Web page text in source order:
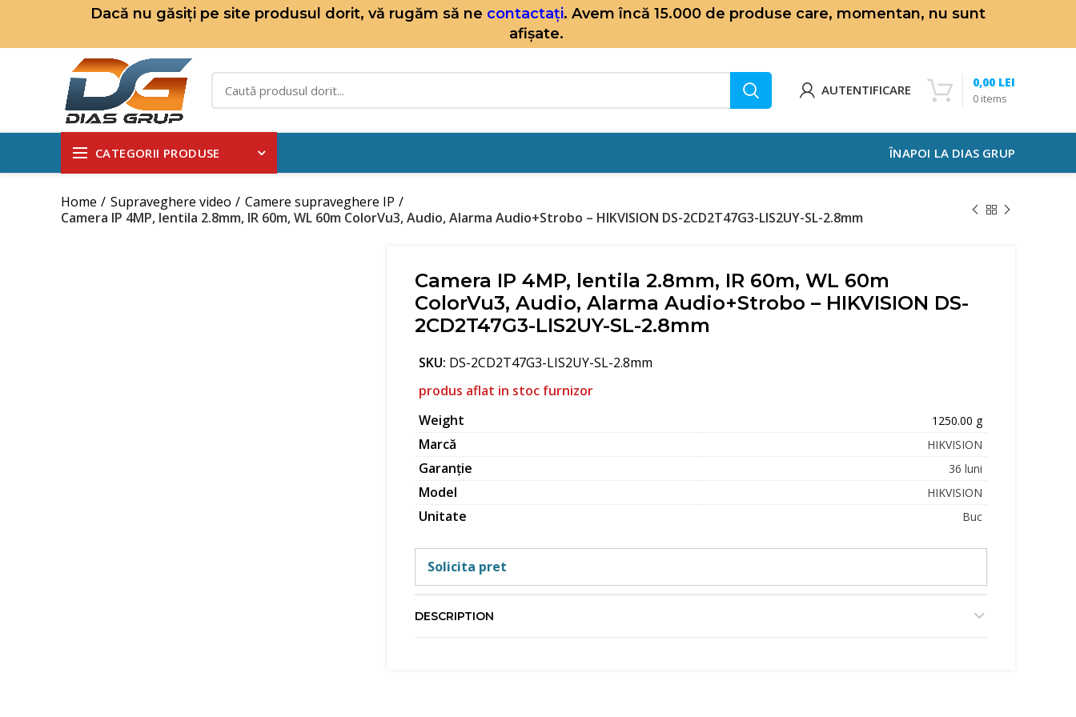
Dacă nu găsiți pe site produsul dorit, vă rugăm să ne contactați. Avem încă 15.000 de produse care, momentan, nu sunt
afișate.
AUTENTIFICARE
0 items
0,00 LEI
CATEGORII PRODUSE ÎNAPOI LA DIAS GRUP
Home Supraveghere video
Camere supraveghere IP
Camera IP 4MP, lentila 2.8mm, IR 60m, WL 60m ColorVu3, Audio, Alarma Audio+Strobo – HIKVISION DS-2CD2T47G3-LIS2UY-SL-2.8mm
Camera IP 4MP, lentila 2.8mm, IR 60m, WL 60m
ColorVu3, Audio, Alarma Audio+Strobo – HIKVISION DS-
2CD2T47G3-LIS2UY-SL-2.8mm
SKU: DS-2CD2T47G3-LIS2UY-SL-2.8mm
produs aflat in stoc furnizor
Weight
1250.00 g
Marcă HIKVISION
Garanție 36 luni
Model HIKVISION
Unitate Buc
Solicita pret
DESCRIPTION